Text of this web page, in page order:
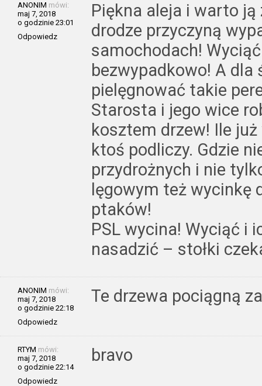
ANONIM mówi:
maj 7, 2018
o godzinie 23:01
Odpowiedz
Piękna aleja i warto ją
drodze przyczyną
samochodach!
bezwypadkowo! A
pielęgnować takie
Starosta i jego wice
kosztem drzew! Ile
ktoś podliczy. Gdzie
przydrożnych i nie
lęgowym też wycinkę
ptaków!
PSL wycina! Wyciąć i
nasadzić – stołki
ANONIM mówi:
maj 7, 2018
o godzinie 22:18
Odpowiedz
Te drzewa pociągną
RTYM mówi:
maj 7, 2018
o godzinie 22:14
Odpowiedz
bravo